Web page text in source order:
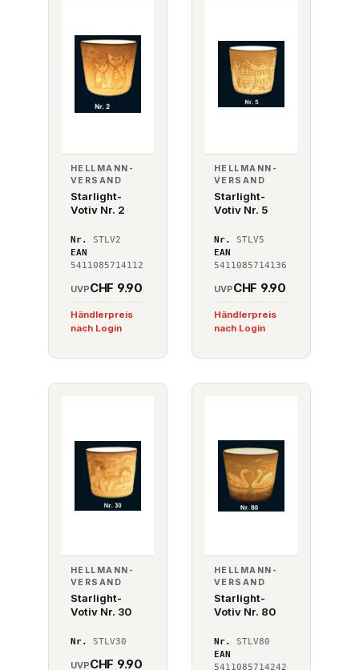
HELLMANN-
VERSAND
Starlight-
Votiv Nr. 2
Nr.
STLV2
EAN
5411085714112
UVPCHF 9.90
Händlerpreis
nach Login
HELLMANN-
VERSAND
Starlight-
Votiv Nr. 5
Nr.
STLV5
EAN
5411085714136
UVPCHF 9.90
Händlerpreis
nach Login
HELLMANN-
VERSAND
Starlight-
Votiv Nr. 30
Nr. STLV30
UVPCHF 9.90
HELLMANN-
VERSAND
Starlight-
Votiv Nr. 80
Nr.
STLV80
EAN
5411085714242